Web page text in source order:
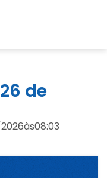
de
às08:03